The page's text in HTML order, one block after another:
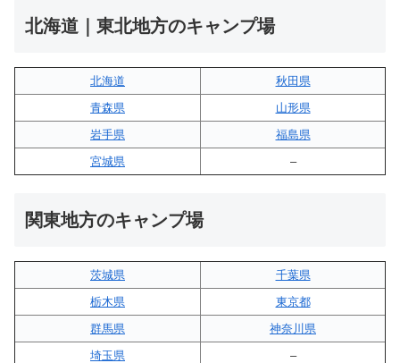
北海道｜東北地方のキャンプ場
北海道
秋田県
青森県
山形県
岩手県
福島県
宮城県
–
関東地方のキャンプ場
茨城県
千葉県
栃木県
東京都
群馬県
神奈川県
埼玉県
–